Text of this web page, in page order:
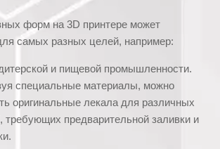
форм на 3D принтере может
самых разных целей, например:
и пищевой промышленности.
специальные материалы, можно
оригинальные лекала для различных
требующих предварительной заливки и